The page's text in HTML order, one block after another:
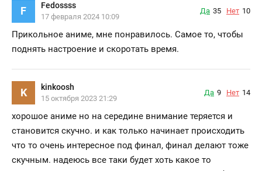
F Fedossss
17 февраля 2024 10:09
Да 35 Нет 10
Прикольное аниме, мне понравилось. Самое то, чтобы
поднять настроение и скоротать время.
K kinkoosh
15 октября 2023 21:29
Да 9 Нет 14
хорошое аниме но на середине внимание теряется и
становится скучно. и как только начинает происходить
что то очень интересное под финал, финал делают тоже
скучным. надеюсь все таки будет хоть какое то